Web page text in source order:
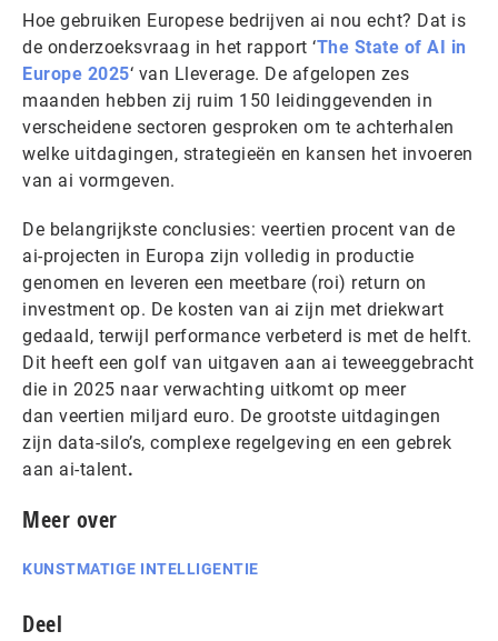
Hoe gebruiken Europese bedrijven ai nou echt? Dat is
de onderzoeksvraag in het rapport ‘The State of AI in
Europe 2025‘ van Lleverage. De afgelopen zes
maanden hebben zij ruim 150 leidinggevenden in
verscheidene sectoren gesproken om te achterhalen
welke uitdagingen, strategieën en kansen het invoeren
van ai vormgeven.
De belangrijkste conclusies: veertien procent van de
ai-projecten in Europa zijn volledig in productie
genomen en leveren een meetbare (roi) return on
investment op. De kosten van ai zijn met driekwart
gedaald, terwijl performance verbeterd is met de helft.
Dit heeft een golf van uitgaven aan ai teweeggebracht
die in 2025 naar verwachting uitkomt op meer
dan veertien miljard euro. De grootste uitdagingen
zijn data-silo’s, complexe regelgeving en een gebrek
aan ai-talent.
Meer over
KUNSTMATIGE INTELLIGENTIE
Deel